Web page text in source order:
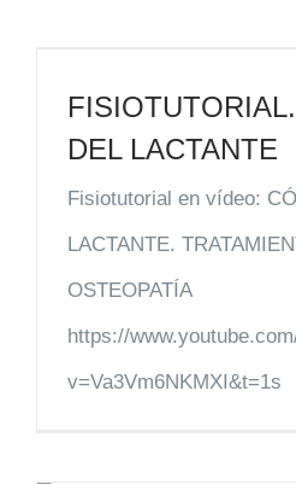
DEL LACTANTE
Fisiotutorial en vídeo:
LACTANTE.
OSTEOPATÍA
https://
v=Va3Vm6NKMXI&t=1s